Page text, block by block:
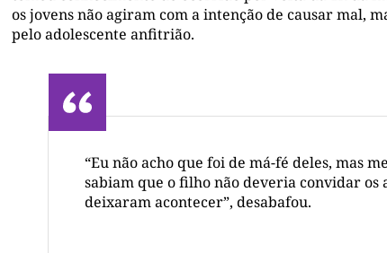
os jovens não agiram com a intenção de causar mal,
pelo adolescente anfitrião.
“Eu não acho que foi de má-fé deles, mas
sabiam que o filho não deveria convidar os
deixaram acontecer”, desabafou.